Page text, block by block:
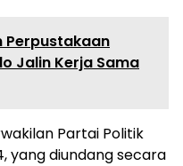
Perpustakaan
Jalin Kerja Sama
Partai Politik
yang diundang secara